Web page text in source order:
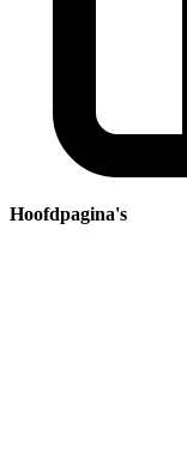
Hoofdpagina's